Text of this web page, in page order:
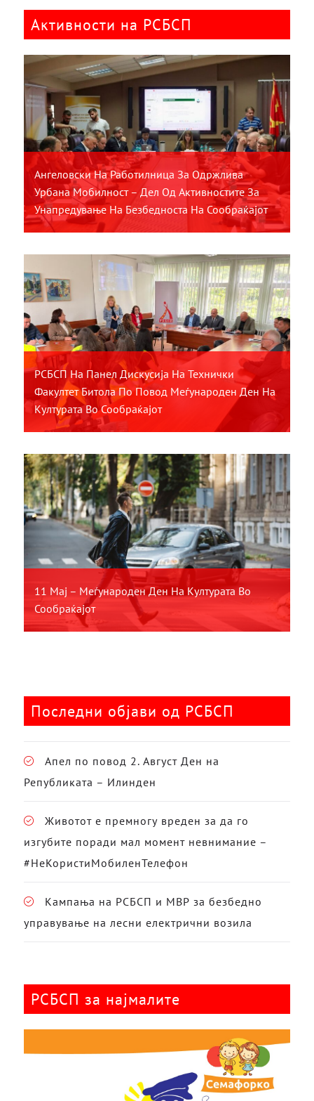
Активности на РСБСП
Ангеловски На Работилница За Одржлива
Урбана Мобилност – Дел Од Активностите За
Унапредување На Безбедноста На Сообраќајот
РСБСП На Панел Дискусија На Технички
Факултет Битола По Повод Меѓународен Ден На
Културата Во Сообраќајот
11 Мај – Меѓународен Ден На Културата Во
Сообраќајот
Последни објави од РСБСП
Апел по повод 2. Август Ден на
Републиката – Илинден
Животот е премногу вреден за да го
изгубите поради мал момент невнимание –
#НеКористиМобиленТелефон
Кампања на РСБСП и МВР за безбедно
управување на лесни електрични возила
РСБСП за најмалите